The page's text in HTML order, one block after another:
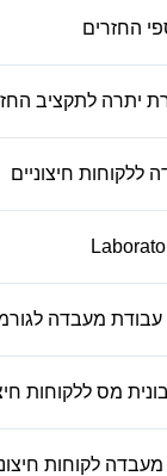
החזרים
יתרה לתקציב
ללקוחות חיצוניים
מעבדה
מס ללקוחות
לקוחות